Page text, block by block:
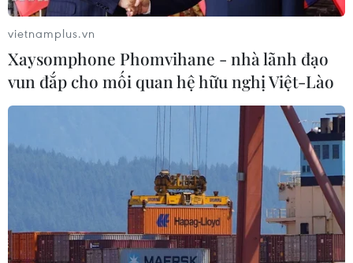
vietnamplus.vn
Xaysomphone Phomvihane - nhà lãnh đạo
vun đắp cho mối quan hệ hữu nghị Việt-Lào